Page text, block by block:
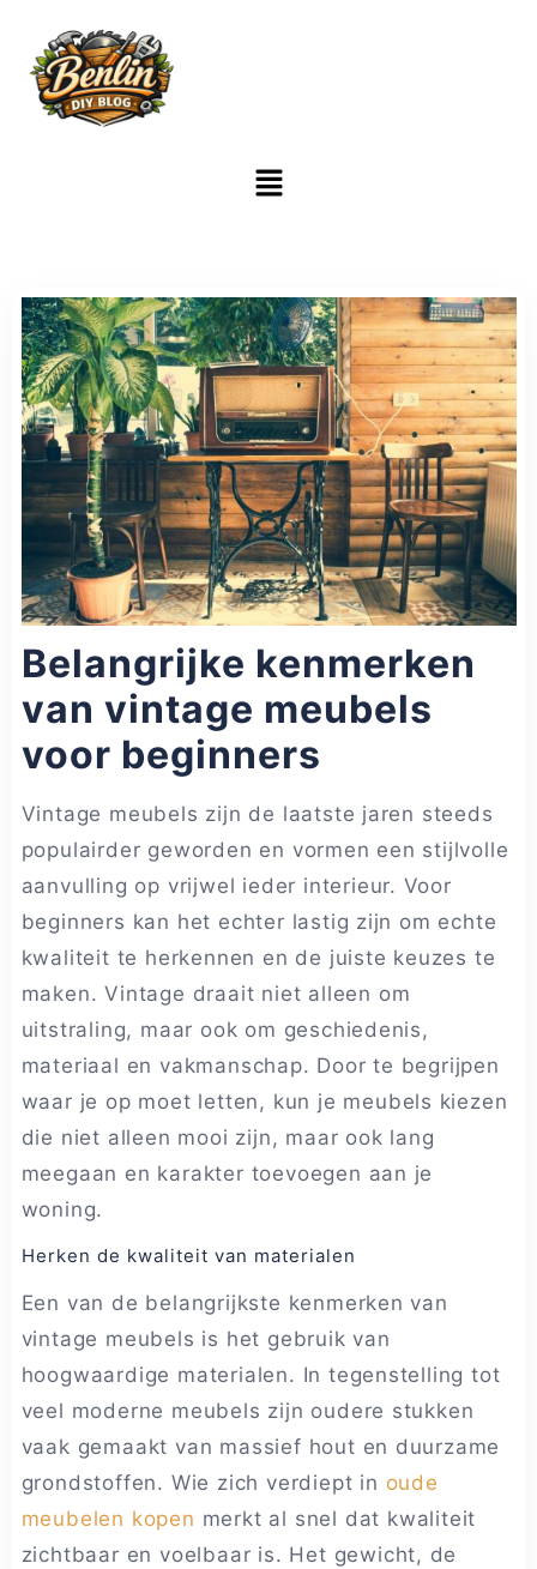
Belangrijke kenmerken
van vintage meubels
voor beginners
Vintage meubels zijn de laatste jaren steeds
populairder geworden en vormen een stijlvolle
aanvulling op vrijwel ieder interieur. Voor
beginners kan het echter lastig zijn om echte
kwaliteit te herkennen en de juiste keuzes te
maken. Vintage draait niet alleen om
uitstraling, maar ook om geschiedenis,
materiaal en vakmanschap. Door te begrijpen
waar je op moet letten, kun je meubels kiezen
die niet alleen mooi zijn, maar ook lang
meegaan en karakter toevoegen aan je
woning.
Herken de kwaliteit van materialen
Een van de belangrijkste kenmerken van
vintage meubels is het gebruik van
hoogwaardige materialen. In tegenstelling tot
veel moderne meubels zijn oudere stukken
vaak gemaakt van massief hout en duurzame
grondstoffen. Wie zich verdiept in oude
meubelen kopen merkt al snel dat kwaliteit
zichtbaar en voelbaar is. Het gewicht, de